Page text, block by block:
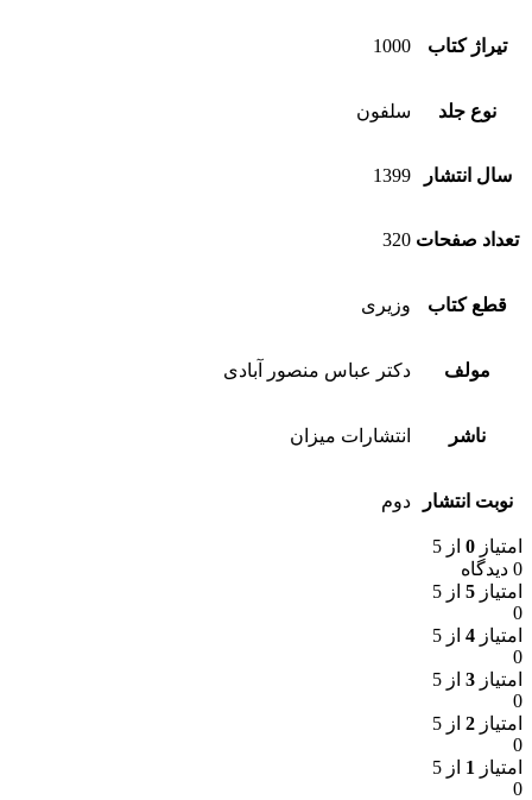
تیراژ کتاب 1000
نوع جلد سلفون
سال انتشار 1399
تعداد صفحات 320
قطع کتاب وزیری
مولف دکتر عباس منصور آبادی
ناشر انتشارات میزان
نوبت انتشار دوم
امتیاز 0 از 5
0 دیدگاه
امتیاز 5 از 5
0
امتیاز 4 از 5
0
امتیاز 3 از 5
0
امتیاز 2 از 5
0
امتیاز 1 از 5
0